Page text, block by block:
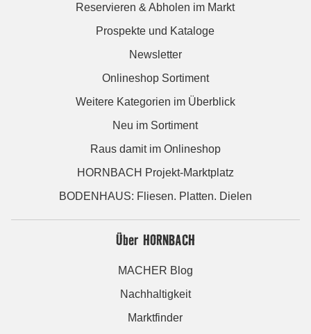
Reservieren & Abholen im Markt
Prospekte und Kataloge
Newsletter
Onlineshop Sortiment
Weitere Kategorien im Überblick
Neu im Sortiment
Raus damit im Onlineshop
HORNBACH Projekt-Marktplatz
BODENHAUS: Fliesen. Platten. Dielen
Über HORNBACH
MACHER Blog
Nachhaltigkeit
Marktfinder